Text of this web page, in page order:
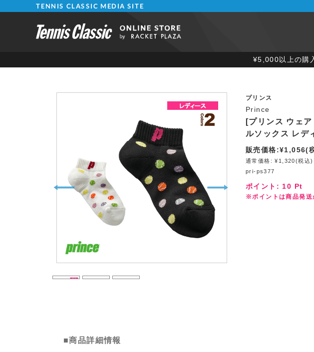
¥5,000以上の購
TENNIS CLASSIC MEDIA SITE
プリンス
Prince
[プリンス ウェ
ルソックス レデ
販売価格:¥1,056(
通常価格: ¥1,320(税込)
pri-ps377
ポイント: 10 Pt
※ポイントは商品発送
■商品詳細情報